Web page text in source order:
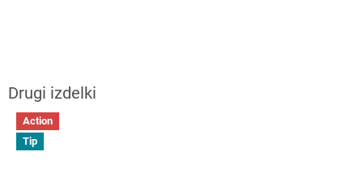
Action
Tip